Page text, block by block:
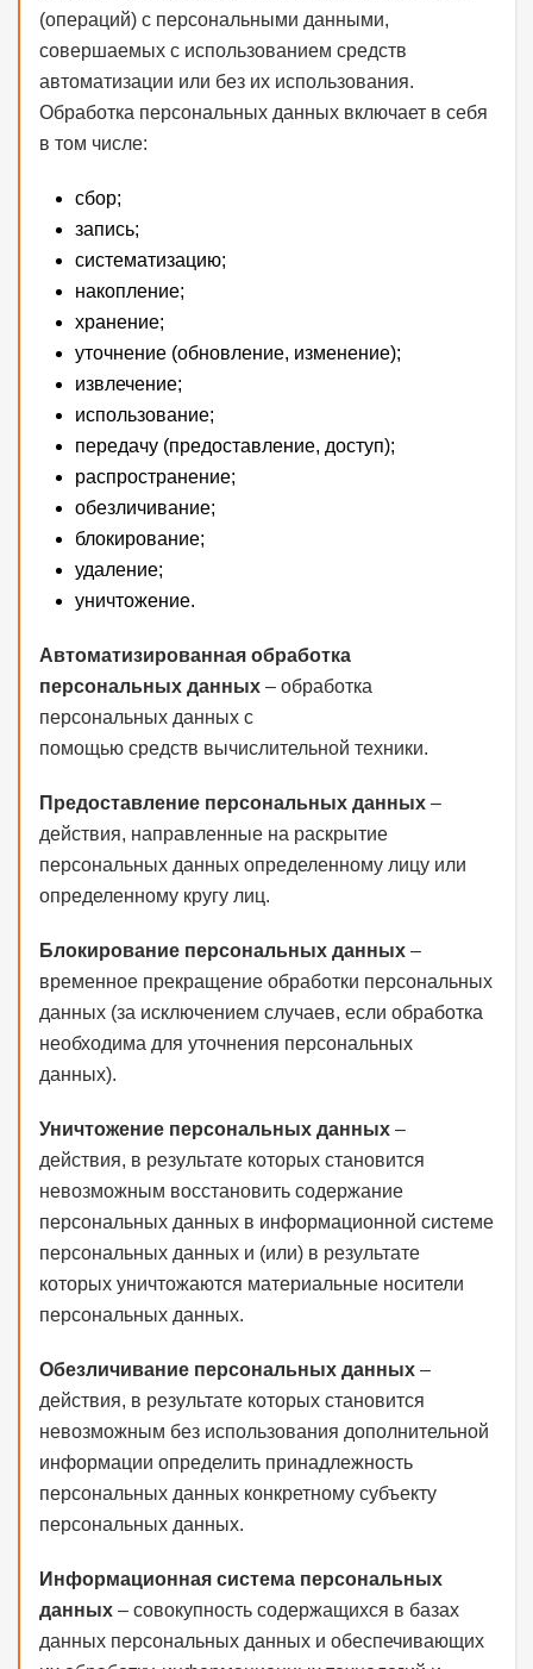
(операций) с персональными данными,
совершаемых с использованием средств
автоматизации или без их использования.
Обработка персональных данных включает в себя
в том числе:
сбор;
запись;
систематизацию;
накопление;
хранение;
уточнение (обновление, изменение);
извлечение;
использование;
передачу (предоставление, доступ);
распространение;
обезличивание;
блокирование;
удаление;
уничтожение.
Автоматизированная обработка
персональных данных – обработка
персональных данных с
помощью средств вычислительной техники.
Предоставление персональных данных –
действия, направленные на раскрытие
персональных данных определенному лицу или
определенному кругу лиц.
Блокирование персональных данных –
временное прекращение обработки персональных
данных (за исключением случаев, если обработка
необходима для уточнения персональных
данных).
Уничтожение персональных данных –
действия, в результате которых становится
невозможным восстановить содержание
персональных данных в информационной системе
персональных данных и (или) в результате
которых уничтожаются материальные носители
персональных данных.
Обезличивание персональных данных –
действия, в результате которых становится
невозможным без использования дополнительной
информации определить принадлежность
персональных данных конкретному субъекту
персональных данных.
Информационная система персональных
данных – совокупность содержащихся в базах
данных персональных данных и обеспечивающих